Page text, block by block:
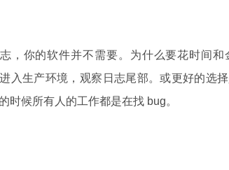
，你的软件并不需要。为什么要花时间和
入生产环境，观察日志尾部。或更好的选
时候所有人的工作都是在找 bug。